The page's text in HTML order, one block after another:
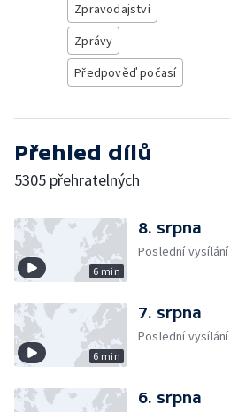
Zpravodajství
Zprávy
Předpověď počasí
Přehled dílů
5305 přehratelných
6 min
8. srpna
Poslední vysílání
6 min
7. srpna
Poslední vysílání
6. srpna